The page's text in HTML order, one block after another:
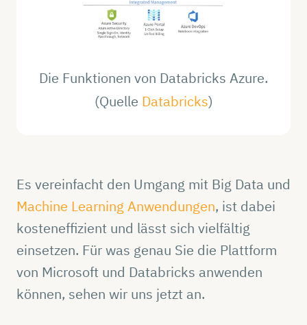
Die Funktionen von Databricks Azure.
(Quelle Databricks)
Es vereinfacht den Umgang mit Big Data und
Machine Learning Anwendungen, ist dabei
kosteneffizient und lässt sich vielfältig
einsetzen. Für was genau Sie die Plattform
von Microsoft und Databricks anwenden
können, sehen wir uns jetzt an.